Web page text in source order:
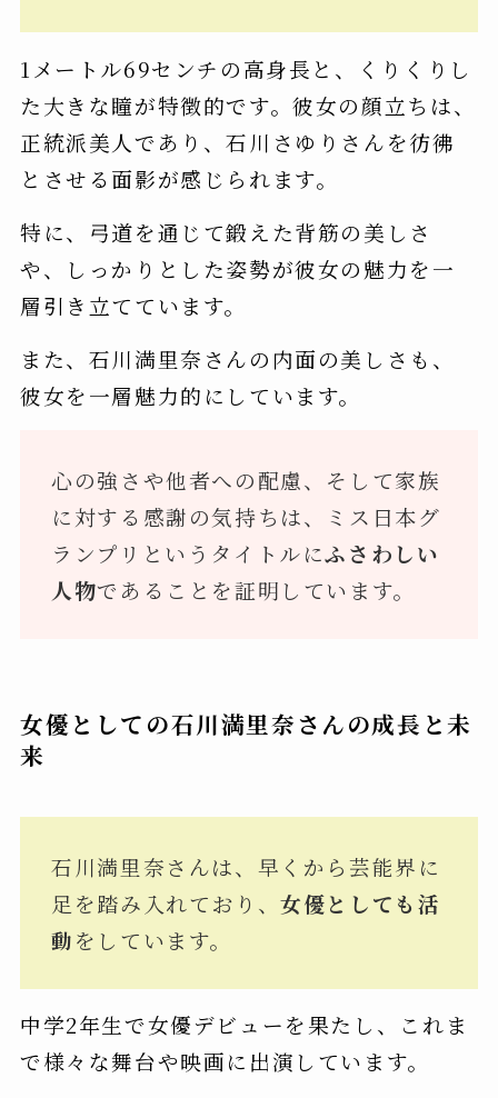
1メートル69センチの高身長と、くりくりし
た大きな瞳が特徴的です。彼女の顔立ちは、
正統派美人であり、石川さゆりさんを彷彿
とさせる面影が感じられます。
特に、弓道を通じて鍛えた背筋の美しさ
や、しっかりとした姿勢が彼女の魅力を一
層引き立てています。
また、石川満里奈さんの内面の美しさも、
彼女を一層魅力的にしています。
心の強さや他者への配慮、そして家族
に対する感謝の気持ちは、ミス日本グ
ランプリというタイトルにふさわしい
人物であることを証明しています。
女優としての石川満里奈さんの成長と未
来
石川満里奈さんは、早くから芸能界に
足を踏み入れており、女優としても活
動をしています。
中学2年生で女優デビューを果たし、これま
で様々な舞台や映画に出演しています。